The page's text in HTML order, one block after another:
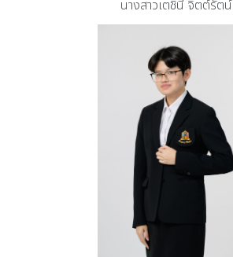
นางสาวเตชินี จิตต์รัตน์